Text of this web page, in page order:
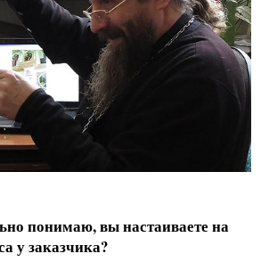
понимаю, вы настаиваете на
у заказчика?